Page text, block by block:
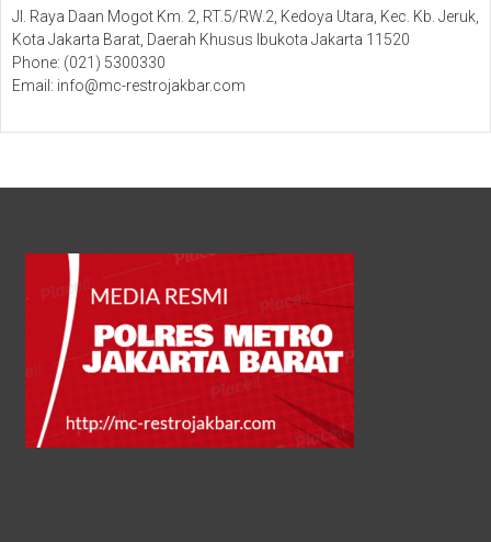
Jl. Raya Daan Mogot Km. 2, RT.5/RW.2, Kedoya Utara, Kec. Kb. Jeruk,
Kota Jakarta Barat, Daerah Khusus Ibukota Jakarta 11520
Phone: (021) 5300330
Email: info@mc-restrojakbar.com